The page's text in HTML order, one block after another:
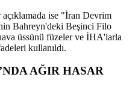
ise "İran Devrim
Bahreyn'deki Beşinci Filo
üssünü füzeler ve İHA'larla
kullanıldı.
AĞIR HASAR